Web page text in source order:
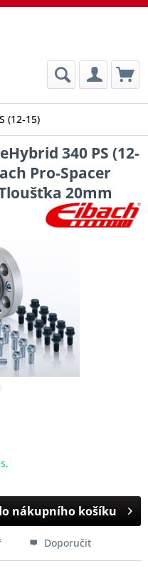
(12-15)
340 PS (12-
Pro-Spacer
20mm
nákupního košíku
Doporučit